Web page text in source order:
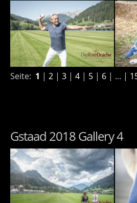
Seite: 1 | 2 | 3 | 4 | 5 | 6 | ... |
Gstaad 2018 Gallery 4